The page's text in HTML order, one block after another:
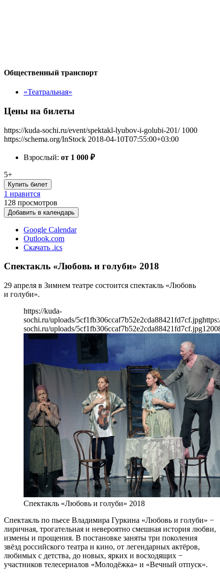
Общественный транспорт
«Театральная»
Цены на билеты
https://kuda-sochi.ru/event/spektakl-lyubov-i-golubi-201/ 1000
https://schema.org/InStock 2018-04-10T07:55:00+03:00
Взрослый: от 1 000 ₽
5+
Купить билет
1 нравится
128 просмотров
Добавить в календарь
Google Calendar
Outlook.com
Скачать .ics
Спектакль «Любовь и голуби» 2018
29 апреля в Зимнем театре состоится спектакль «Любовь
и голуби».
https://kuda-
sochi.ru/uploads/5cf1fb306ccaf7b52e2cda88421fd7cf.jpg
sochi.ru/uploads/5cf1fb306ccaf7b52e2cda88421fd7cf.jpg1200
Спектакль «Любовь и голуби» 2018
Спектакль по пьесе Владимира Гуркина «Любовь и голуби» −
лиричная, трогательная и невероятно смешная история любви,
измены и прощения. В постановке заняты три поколения
звёзд российского театра и кино, от легендарных актёров,
любимых с детства, до новых, ярких и восходящих −
участников телесериалов «Молодёжка» и «Вечный отпуск».